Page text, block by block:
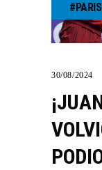
30/08/2024